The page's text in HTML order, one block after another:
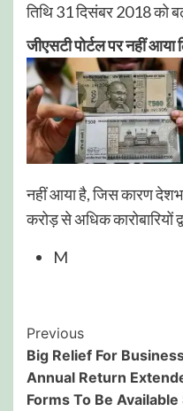
तिथि 31 दिसंबर 2018 को
जीएसटी पोर्टल पर नहीं आया
नहीं आया है, जिस कारण
करोड़ से अधिक कारोबारियों
M
Post
Navigation
Previous
Big Relief For
Annual Return
Forms To Be Available